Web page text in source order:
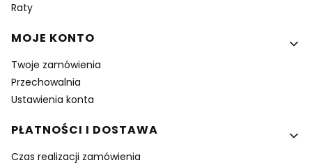
Raty
MOJE KONTO
Twoje zamówienia
Przechowalnia
Ustawienia konta
PŁATNOŚCI I DOSTAWA
Czas realizacji zamówienia